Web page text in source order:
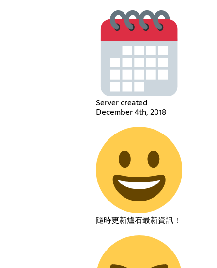
Server created
December 4th, 2018
隨時更新爐石最新資訊！